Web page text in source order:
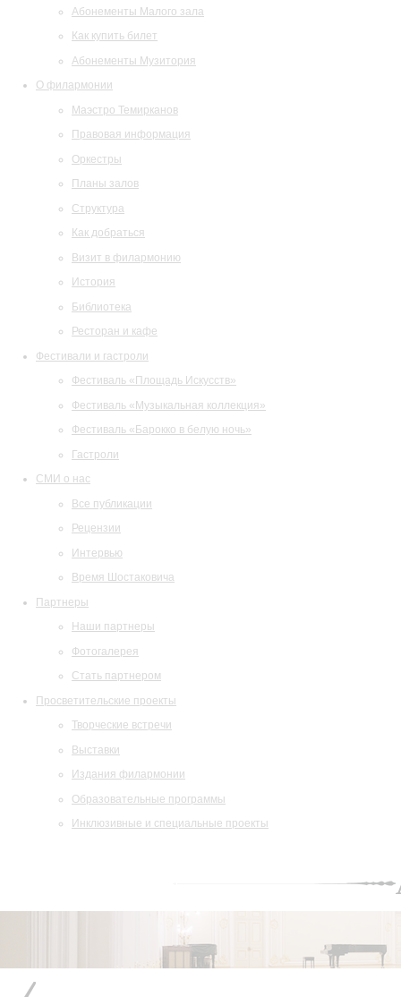
Абонементы Малого зала
Как купить билет
Абонементы Музитория
О филармонии
Маэстро Темирканов
Правовая информация
Оркестры
Планы залов
Структура
Как добраться
Визит в филармонию
История
Библиотека
Ресторан и кафе
Фестивали и гастроли
Фестиваль «Площадь Искусств»
Фестиваль «Музыкальная коллекция»
Фестиваль «Барокко в белую ночь»
Гастроли
СМИ о нас
Все публикации
Рецензии
Интервью
Время Шостаковича
Партнеры
Наши партнеры
Фотогалерея
Стать партнером
Просветительские проекты
Творческие встречи
Выставки
Издания филармонии
Образовательные программы
Инклюзивные и специальные проекты